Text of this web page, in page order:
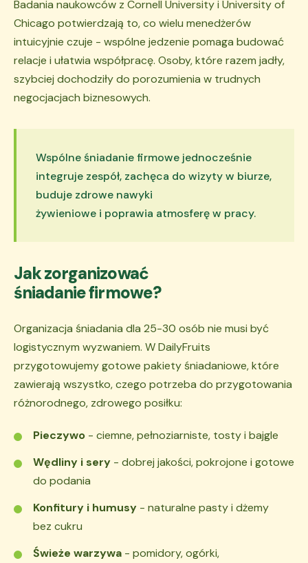
Badania naukowców z Cornell University i University of
Chicago potwierdzają to, co wielu menedżerów
intuicyjnie czuje - wspólne jedzenie pomaga budować
relacje i ułatwia współpracę. Osoby, które razem jadły,
szybciej dochodziły do porozumienia w trudnych
negocjacjach biznesowych.
Wspólne śniadanie firmowe jednocześnie
integruje zespół, zachęca do wizyty w biurze,
buduje zdrowe nawyki
żywieniowe i poprawia atmosferę w pracy.
Jak zorganizować
śniadanie firmowe?
Organizacja śniadania dla 25-30 osób nie musi być
logistycznym wyzwaniem. W DailyFruits
przygotowujemy gotowe pakiety śniadaniowe, które
zawierają wszystko, czego potrzeba do przygotowania
różnorodnego, zdrowego posiłku:
Pieczywo - ciemne, pełnoziarniste, tosty i bajgle
Wędliny i sery - dobrej jakości, pokrojone i gotowe
do podania
Konfitury i humusy - naturalne pasty i dżemy
bez cukru
Świeże warzywa - pomidory, ogórki,